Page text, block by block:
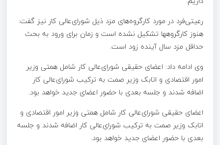
رعیتی‌فرد در مورد کارگروه‌های مزد ذیل شورای‌عالی کار نیز گفت:
هنوز کارگروهها تشکیل نشده است و زمان برای ورود به بحث
حداقل مزد سال آینده زود است.
وی ادامه داد: اعضای حقیقی شورای‌عالی کار شامل همتی وزیر
امور اقتصادی و اتابک وزیر صمت به ترکیب شورای‌عالی کار
اضافه شدند و جلسه بعدی با حضور اعضای جدید خواهد بود.
اعضای حقیقی شورای‌عالی کار شامل همتی وزیر امور اقتصادی و
اتابک وزیر صمت به ترکیب شورای‌عالی کار اضافه شدند و جلسه
بعدی با حضور اعضای جدید خواهد بود.